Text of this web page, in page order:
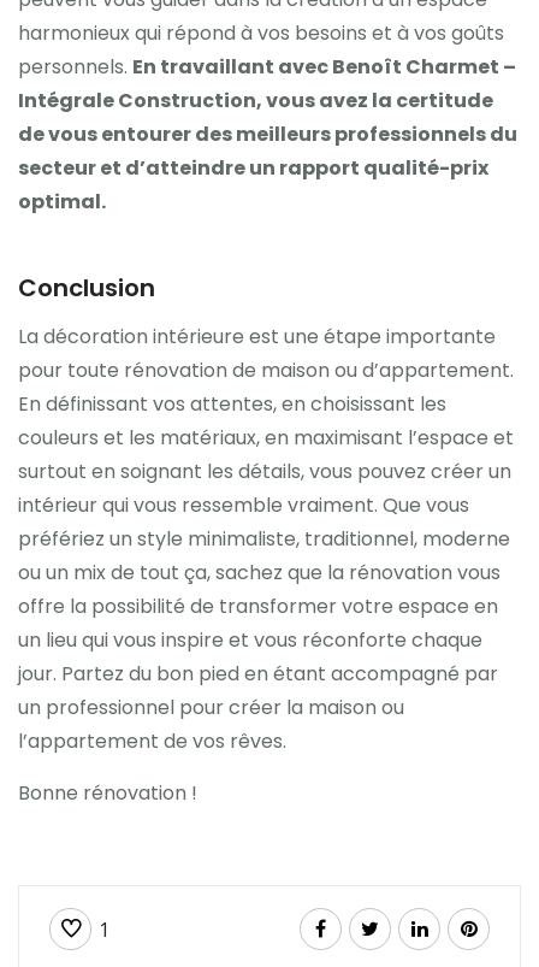
harmonieux qui répond à vos besoins et à vos goûts
personnels. En travaillant avec Benoît Charmet –
Intégrale Construction, vous avez la certitude
de vous entourer des meilleurs professionnels du
secteur et d’atteindre un rapport qualité-prix
optimal.
Conclusion
La décoration intérieure est une étape importante
pour toute rénovation de maison ou d’appartement.
En définissant vos attentes, en choisissant les
couleurs et les matériaux, en maximisant l’espace et
surtout en soignant les détails, vous pouvez créer un
intérieur qui vous ressemble vraiment. Que vous
préfériez un style minimaliste, traditionnel, moderne
ou un mix de tout ça, sachez que la rénovation vous
offre la possibilité de transformer votre espace en
un lieu qui vous inspire et vous réconforte chaque
jour. Partez du bon pied en étant accompagné par
un professionnel pour créer la maison ou
l’appartement de vos rêves.
Bonne rénovation !
1